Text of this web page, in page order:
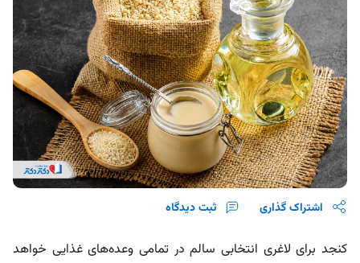
اشتراک گذاری ثبت دیدگاه
کنجد برای لاغری انتخابی سالم در تمامی وعده‌های غذایی خواهد